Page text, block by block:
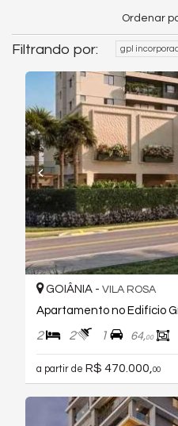
Ordenar
Filtrando por: gpl
GOIÂNIA - VILA ROSA
2 2 1 64,00
a partir de R$ 470.000, 00